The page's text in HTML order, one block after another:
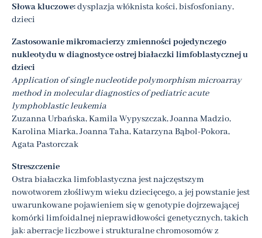
Słowa kluczowe:dysplazja włóknista kości, bisfosfoniany,
dzieci
Zastosowanie mikromacierzy zmienności pojedynczego
nukleotydu w diagnostyce ostrej białaczki limfoblastycznej u
dzieci
Application of single nucleotide polymorphism microarray
method in molecular diagnostics of pediatric acute
lymphoblastic leukemia
Zuzanna Urbańska, Kamila Wypyszczak, Joanna Madzio,
Karolina Miarka, Joanna Taha, Katarzyna Bąbol-Pokora,
Agata Pastorczak
Streszczenie
Ostra białaczka limfoblastyczna jest najczęstszym
nowotworem złośliwym wieku dziecięcego, a jej powstanie jest
uwarunkowane pojawieniem się w genotypie dojrzewającej
komórki limfoidalnej nieprawidłowości genetycznych, takich
jak: aberracje liczbowe i strukturalne chromosomów z